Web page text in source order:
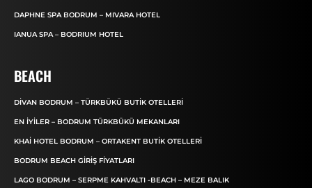
DAPHNE SPA BODRUM – MIVARA HOTEL
IANUA SPA – BODRIUM HOTEL
BEACH
DIVAN BODRUM – TÜRKBÜKÜ BUTIK OTELLERI
EN İYILER – BODRUM TÜRKBÜKÜ MEKANLARI
KHAI HOTEL BODRUM – ORTAKENT BUTIK OTELLERI
BODRUM BEACH GIRIŞ FIYATLARI
LAGO BODRUM – SERPME KAHVALTI -BEACH – MEZE BALIK